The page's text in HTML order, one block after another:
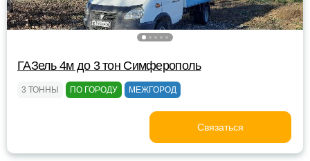
ГАЗель 4м до 3 тон Симферополь
3 ТОННЫ ПО ГОРОДУ МЕЖГОРОД
Связаться